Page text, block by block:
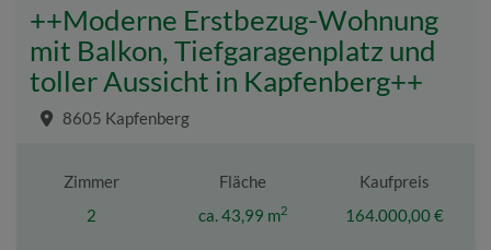
++Moderne Erstbezug-Wohnung
mit Balkon, Tiefgaragenplatz und
toller Aussicht in Kapfenberg++
8605 Kapfenberg
Zimmer
2
Fläche
ca. 43,99 m2
Kaufpreis
164.000,00 €